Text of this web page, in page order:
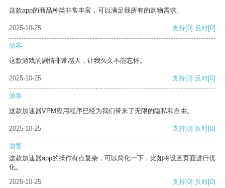
这款app的商品种类非常丰富，可以满足我所有的购物需求。
2025-10-25 支持[0] 反对[0]
游客
这款游戏的剧情非常感人，让我久久不能忘怀。
2025-10-25 支持[0] 反对[0]
游客
这款加速器VPM应用程序已经为我们带来了无限的隐私和自由。
2025-10-25 支持[0] 反对[0]
游客
这款加速器app的操作有点复杂，可以简化一下，比如将设置页面进行优
化。
2025-10-25
支持[0] 反对[0]